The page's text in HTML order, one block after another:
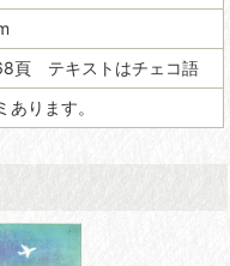
テキストはチェコ語
ります。